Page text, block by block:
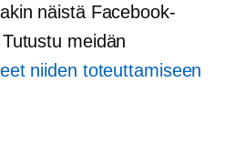
näistä Facebook-
meidän
niiden toteuttamiseen